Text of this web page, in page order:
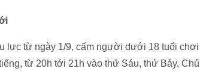
lực từ ngày 1/9, cấm người dưới 18 tuổi
từ 20h tới 21h vào thứ Sáu, thứ Bảy,